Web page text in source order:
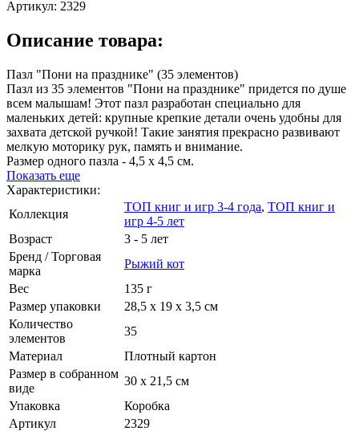
Артикул: 2329
Описание товара:
Пазл "Пони на празднике" (35 элементов)
Пазл из 35 элементов "Пони на празднике" придется по душе
всем малышам! Этот пазл разработан специально для
маленьких детей: крупные крепкие детали очень удобны для
захвата детской ручкой! Такие занятия прекрасно развивают
мелкую моторику рук, память и внимание.
Размер одного пазла - 4,5 х 4,5 см.
Показать еще
Характеристики:
Коллекция
ТОП книг и игр 3-4 года, ТОП книг и
игр 4-5 лет
Возраст
3 - 5 лет
Бренд / Торговая
марка
Рыжий кот
Вес
135 г
Размер упаковки
28,5 х 19 х 3,5 см
Количество
элементов
35
Материал
Плотный картон
Размер в собранном
виде
30 х 21,5 см
Упаковка
Коробка
Артикул
2329